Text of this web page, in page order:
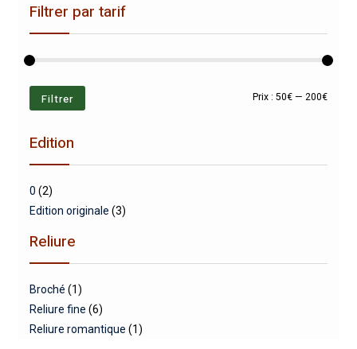
Filtrer par tarif
Prix
Prix
Filtrer Prix :50€ —200€
Edition
0 (2)
Edition originale (3)
Reliure
Broché (1)
Reliure fine (6)
Reliure romantique (1)